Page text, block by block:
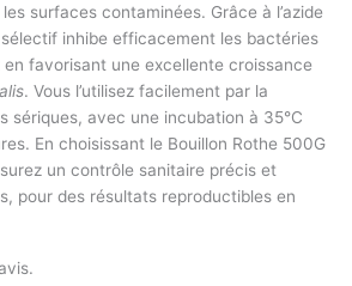
les surfaces contaminées. Grâce à l’azide
inhibe efficacement les bactéries
favorisant une excellente croissance
. Vous l’utilisez facilement par la
sériques, avec une incubation à 35°C
En choisissant le Bouillon Rothe 500G
un contrôle sanitaire précis et
pour des résultats reproductibles en